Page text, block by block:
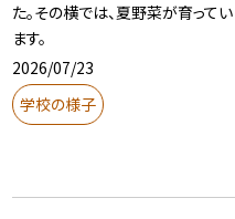
た。その横では、夏野菜が育ってい
ます。
2026/07/23
学校の様子